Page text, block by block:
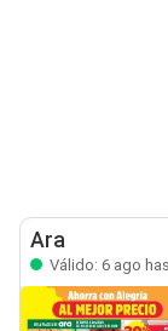
Ara
Válido: 6 ago